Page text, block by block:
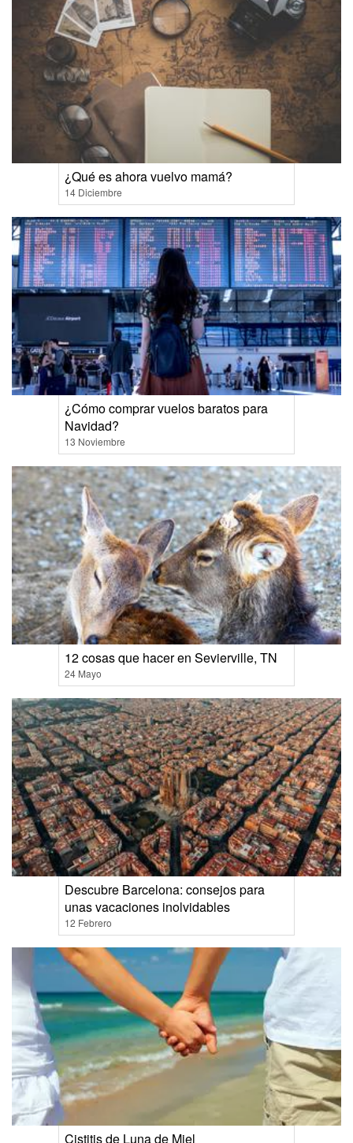
¿Qué es ahora vuelvo mamá?
14 Diciembre
¿Cómo comprar vuelos baratos para
Navidad?
13 Noviembre
12 cosas que hacer en Sevierville, TN
24 Mayo
Descubre Barcelona: consejos para
unas vacaciones inolvidables
12 Febrero
Cistitis de Luna de Miel